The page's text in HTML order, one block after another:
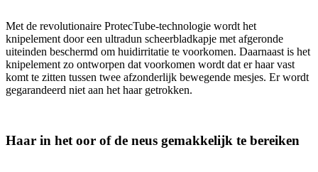
Met de revolutionaire ProtecTube-technologie wordt het
knipelement door een ultradun scheerbladkapje met afgeronde
uiteinden beschermd om huidirritatie te voorkomen. Daarnaast is het
knipelement zo ontworpen dat voorkomen wordt dat er haar vast
komt te zitten tussen twee afzonderlijk bewegende mesjes. Er wordt
gegarandeerd niet aan het haar getrokken.
Haar in het oor of de neus gemakkelijk te bereiken